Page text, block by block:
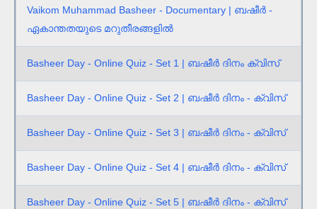
Vaikom Muhammad Basheer - Documentary | ബഷീര്‍ -
ഏകാന്തതയുടെ മറുതീരങ്ങളില്‍
Basheer Day - Online Quiz - Set 1 | ബഷീർ ദിനം ക്വിസ്
Basheer Day - Online Quiz - Set 2 | ബഷീർ ദിനം - ക്വിസ്
Basheer Day - Online Quiz - Set 3 | ബഷീർ ദിനം - ക്വിസ്
Basheer Day - Online Quiz - Set 4 | ബഷീർ ദിനം - ക്വിസ്
Basheer Day - Online Quiz - Set 5 | ബഷീർ ദിനം - ക്വിസ്